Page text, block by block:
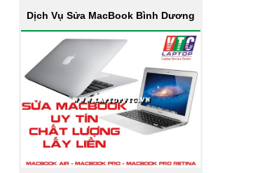
Dịch Vụ Nâng Cấp Laptop Bình
Dương